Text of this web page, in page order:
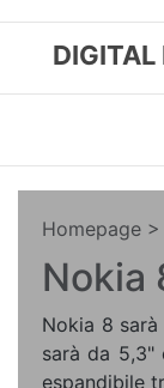
DIGITAL
Homepage
Nokia
Nokia 8
sarà da 5,3"
espandibile